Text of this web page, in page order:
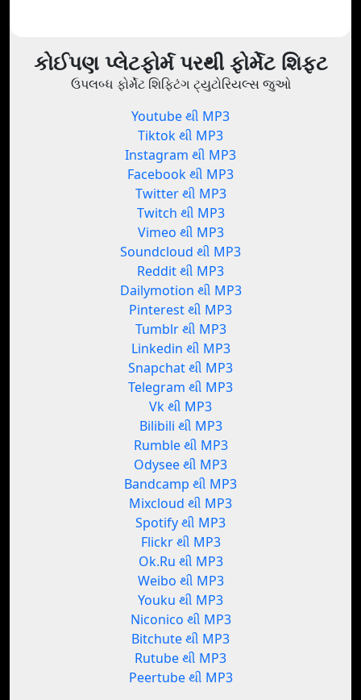
કોઈપણ પ્લેટફોર્મ પરથી ફોર્મેટ શિફ્ટ
ઉપલબ્ધ ફોર્મેટ શિફ્ટિંગ ટ્યુટોરિયલ્સ જુઓ
Youtube થી MP3
Tiktok થી MP3
Instagram થી MP3
Facebook થી MP3
Twitter થી MP3
Twitch થી MP3
Vimeo થી MP3
Soundcloud થી MP3
Reddit થી MP3
Dailymotion થી MP3
Pinterest થી MP3
Tumblr થી MP3
Linkedin થી MP3
Snapchat થી MP3
Telegram થી MP3
Vk થી MP3
Bilibili થી MP3
Rumble થી MP3
Odysee થી MP3
Bandcamp થી MP3
Mixcloud થી MP3
Spotify થી MP3
Flickr થી MP3
Ok.Ru થી MP3
Weibo થી MP3
Youku થી MP3
Niconico થી MP3
Bitchute થી MP3
Rutube થી MP3
Peertube થી MP3